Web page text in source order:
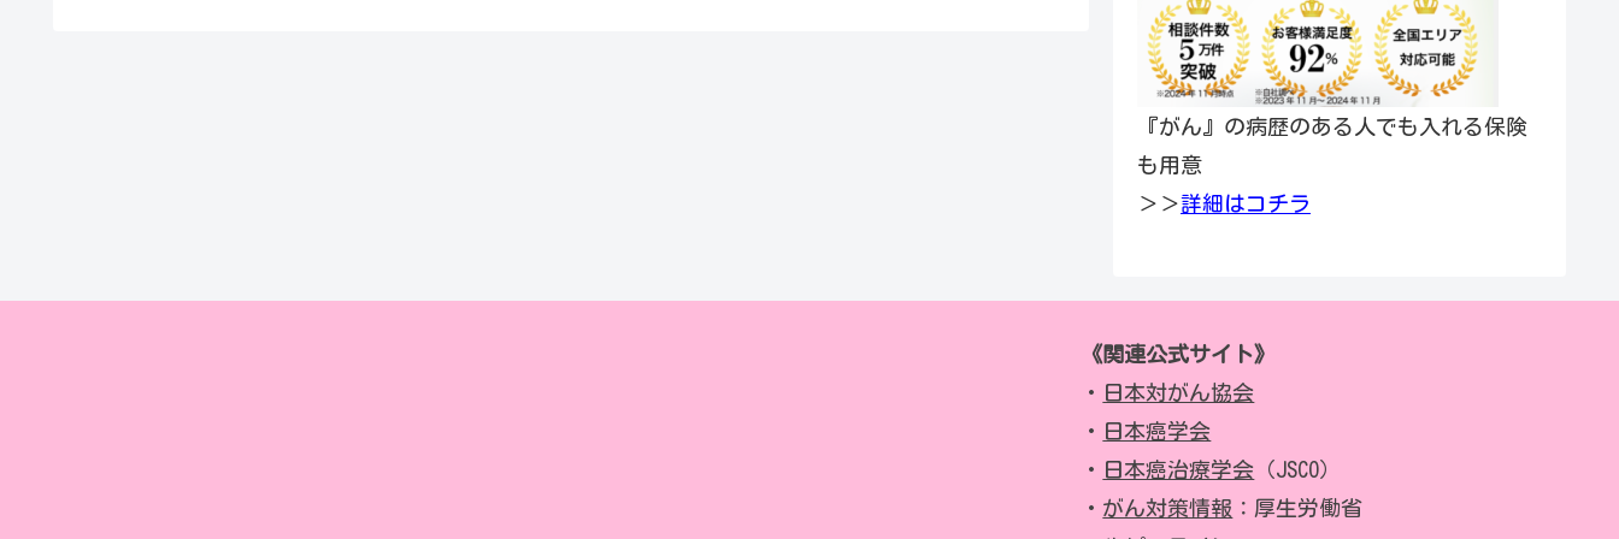
『がん』の病歴のある人でも入れる保険
も用意
＞＞詳細はコチラ
《関連公式サイト》
・ 日本対がん協会
・ 日本癌学会
・ 日本癌治療学会 （JSCO）
・ がん対策情報 ：厚生労働省